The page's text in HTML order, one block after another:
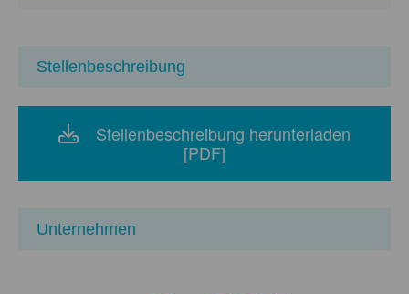
Stellenbeschreibung
Stellenbeschreibung herunterladen
[PDF]
Unternehmen